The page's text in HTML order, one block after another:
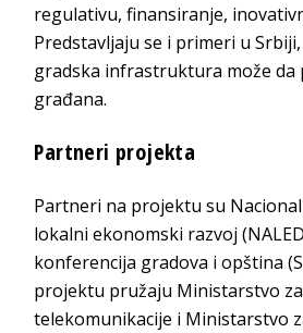
regulativu, finansiranje,
Predstavljaju se i primeri u
gradska infrastruktura može da
građana.
Partneri projekta
Partneri na projektu su
lokalni ekonomski razvoj
konferencija gradova i opština
projektu pružaju Ministarstvo
telekomunikacije i Ministarstvo